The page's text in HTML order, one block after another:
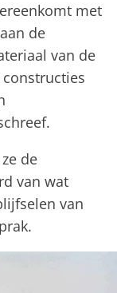
met
de
van de
de
van wat
van